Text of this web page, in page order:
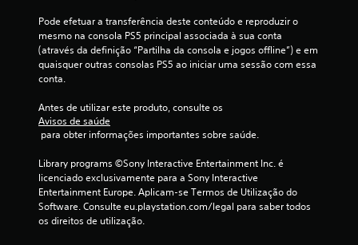
n
c
o
Pode efetuar a transferência deste conteúdo e reproduzir o
mesmo na consola PS5 principal associada à sua conta
(através da definição “Partilha da consola e jogos offline”) e em
quaisquer outras consolas PS5 ao iniciar uma sessão com essa
conta.
Antes de utilizar este produto, consulte os
Avisos de saúde
para obter informações importantes sobre saúde.
Library programs ©Sony Interactive Entertainment Inc. é
licenciado exclusivamente para a Sony Interactive
Entertainment Europe. Aplicam-se Termos de Utilização do
Software. Consulte eu.playstation.com/legal para saber todos
os direitos de utilização.